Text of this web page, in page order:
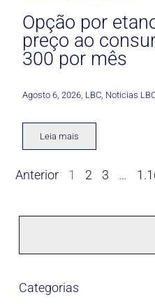
Opção por
preço ao
300 por mês
Agosto 6, 2026 LBC Noticias
Leia mais
Anterior 1 2 3 …
Categorias